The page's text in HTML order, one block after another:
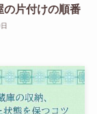
の片付けの順番